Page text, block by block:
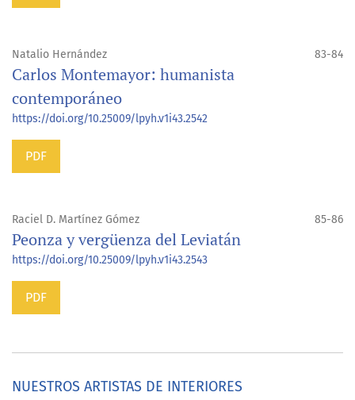
Natalio Hernández 83-84
Carlos Montemayor: humanista
contemporáneo
https://doi.org/10.25009/lpyh.v1i43.2542
PDF
Raciel D. Martínez Gómez 85-86
Peonza y vergüenza del Leviatán
https://doi.org/10.25009/lpyh.v1i43.2543
PDF
NUESTROS ARTISTAS DE INTERIORES